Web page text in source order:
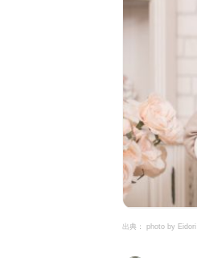
出典： photo by Eidori